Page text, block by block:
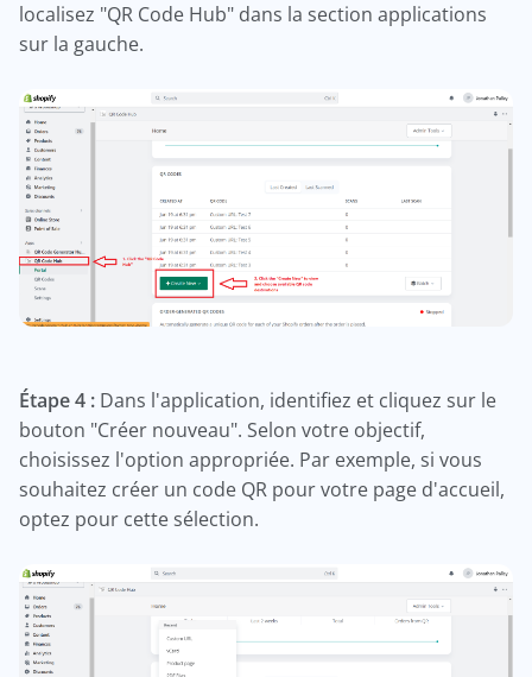
localisez "QR Code Hub" dans la section applications
sur la gauche.
Étape 4 : Dans l'application, identifiez et cliquez sur le
bouton "Créer nouveau". Selon votre objectif,
choisissez l'option appropriée. Par exemple, si vous
souhaitez créer un code QR pour votre page d'accueil,
optez pour cette sélection.